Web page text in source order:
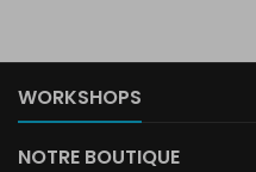
WORKSHOPS
NOTRE BOUTIQUE